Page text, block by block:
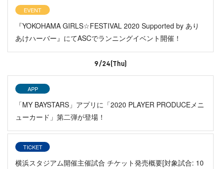
EVENT
『YOKOHAMA GIRLS☆FESTIVAL 2020 Supported by あり
あけハーバー』にてASCでランニングイベント開催！
9/24(Thu)
APP
「MY BAYSTARS」アプリに「2020 PLAYER PRODUCEメニ
ューカード」第二弾が登場！
TICKET
横浜スタジアム開催主催試合 チケット発売概要[対象試合: 10